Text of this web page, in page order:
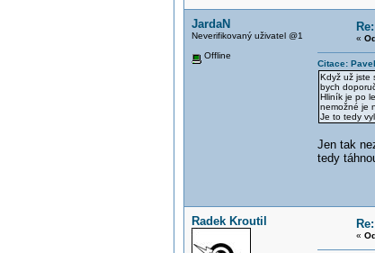
JardaN
Neverifikovaný uživatel @1
Offline
«
Citace:
Když už jste
bych
Hliník je po
nemožné je
Je to tedy
Jen tak
tedy
Radek Kroutil
«